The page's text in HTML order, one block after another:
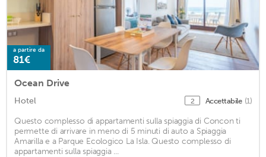
a partire da
81€
Ocean Drive
Hotel 2 Accettabile (1)
Questo complesso di appartamenti sulla spiaggia di Concon ti
permette di arrivare in meno di 5 minuti di auto a Spiaggia
Amarilla e a Parque Ecologico La Isla. Questo complesso di
appartamenti sulla spiaggia ...